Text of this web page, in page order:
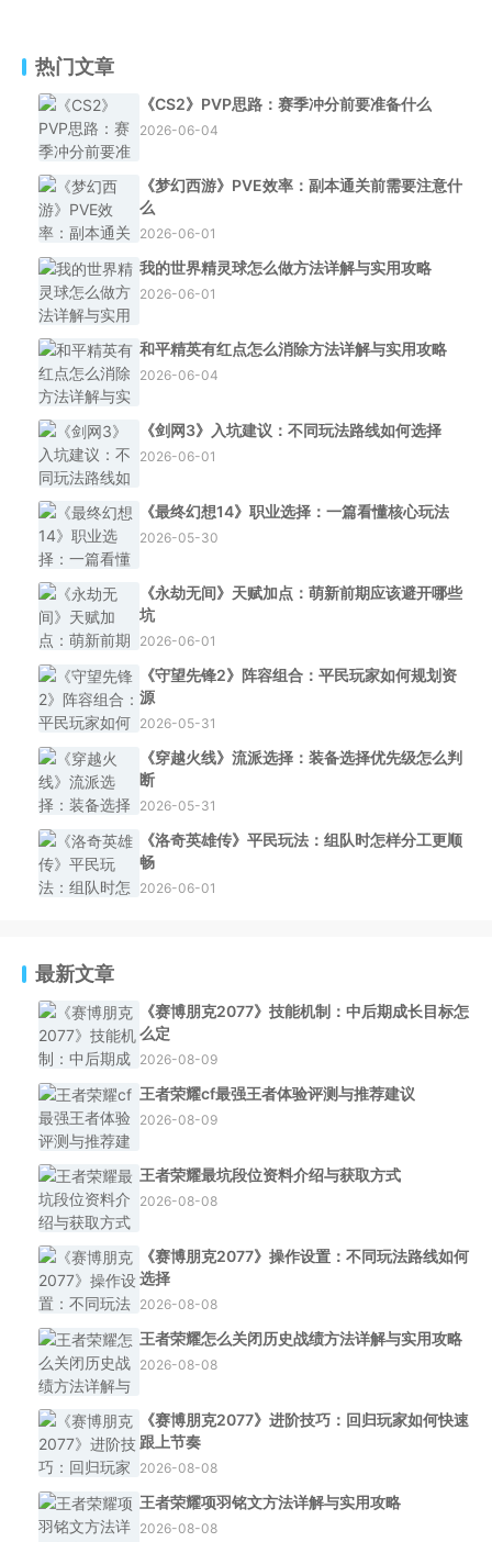
热门文章
《CS2》PVP思路：赛季冲分前要准备什么
2026-06-04
《梦幻西游》PVE效率：副本通关前需要注意什
么
2026-06-01
我的世界精灵球怎么做方法详解与实用攻略
2026-06-01
和平精英有红点怎么消除方法详解与实用攻略
2026-06-04
《剑网3》入坑建议：不同玩法路线如何选择
2026-06-01
《最终幻想14》职业选择：一篇看懂核心玩法
2026-05-30
《永劫无间》天赋加点：萌新前期应该避开哪些
坑
2026-06-01
《守望先锋2》阵容组合：平民玩家如何规划资
源
2026-05-31
《穿越火线》流派选择：装备选择优先级怎么判
断
2026-05-31
《洛奇英雄传》平民玩法：组队时怎样分工更顺
畅
2026-06-01
最新文章
《赛博朋克2077》技能机制：中后期成长目标怎
么定
2026-08-09
王者荣耀cf最强王者体验评测与推荐建议
2026-08-09
王者荣耀最坑段位资料介绍与获取方式
2026-08-08
《赛博朋克2077》操作设置：不同玩法路线如何
选择
2026-08-08
王者荣耀怎么关闭历史战绩方法详解与实用攻略
2026-08-08
《赛博朋克2077》进阶技巧：回归玩家如何快速
跟上节奏
2026-08-08
王者荣耀项羽铭文方法详解与实用攻略
2026-08-08